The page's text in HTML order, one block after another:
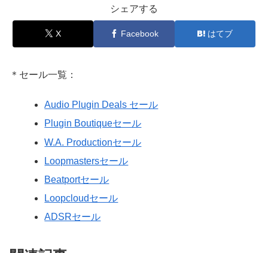
シェアする
X Facebook はてブ
＊セール一覧：
Audio Plugin Deals セール
Plugin Boutiqueセール
W.A. Productionセール
Loopmastersセール
Beatportセール
Loopcloudセール
ADSRセール